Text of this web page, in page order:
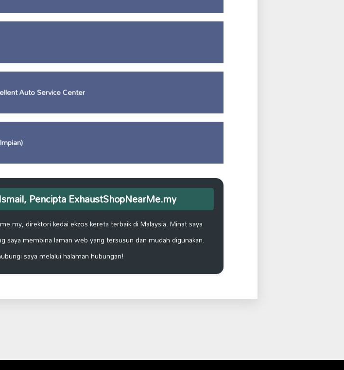
Auto Service Center
Pencipta ExhaustShopNearMe.my
direktori kedai ekzos kereta terbaik di Malaysia. Minat saya
saya membina laman web yang tersusun dan mudah digunakan.
saya melalui halaman hubungan!